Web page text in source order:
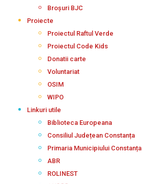
Broșuri BJC
Proiecte
Proiectul Raftul Verde
Proiectul Code Kids
Donatii carte
Voluntariat
OSIM
WIPO
Linkuri utile
Biblioteca Europeana
Consiliul Județean Constanța
Primaria Municipiului Constanța
ABR
ROLINEST